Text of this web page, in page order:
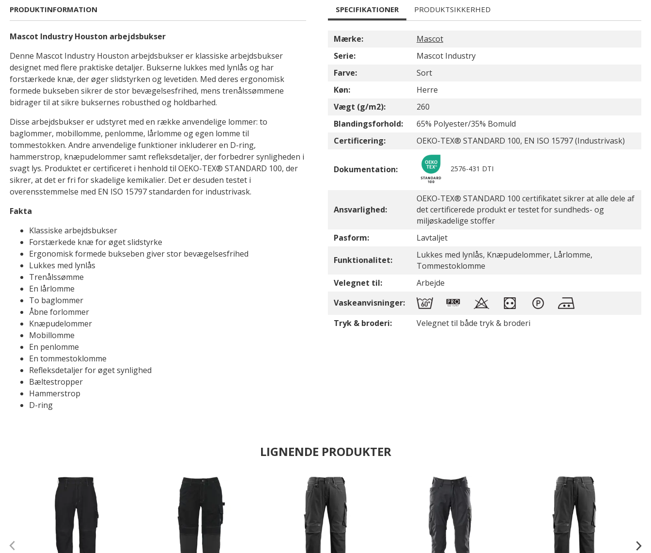
PRODUKTINFORMATION
Mascot Industry Houston arbejdsbukser
Denne Mascot Industry Houston arbejdsbukser er klassiske arbejdsbukser
designet med flere praktiske detaljer. Bukserne lukkes med lynlås og har
forstærkede knæ, der øger slidstyrken og levetiden. Med deres ergonomisk
formede bukseben sikrer de stor bevægelsesfrihed, mens trenålssømmene
bidrager til at sikre buksernes robusthed og holdbarhed.
Disse arbejdsbukser er udstyret med en række anvendelige lommer: to
baglommer, mobillomme, penlomme, lårlomme og egen lomme til
tommestokken. Andre anvendelige funktioner inkluderer en D-ring,
hammerstrop, knæpudelommer samt refleksdetaljer, der forbedrer synligheden i
svagt lys. Produktet er certificeret i henhold til OEKO-TEX® STANDARD 100, der
sikrer, at det er fri for skadelige kemikalier. Det er desuden testet i
overensstemmelse med EN ISO 15797 standarden for industrivask.
Fakta
Klassiske arbejdsbukser
Forstærkede knæ for øget slidstyrke
Ergonomisk formede bukseben giver stor bevægelsesfrihed
Lukkes med lynlås
Trenålssømme
En lårlomme
To baglommer
Åbne forlommer
Knæpudelommer
Mobillomme
En penlomme
En tommestoklomme
Refleksdetaljer for øget synlighed
Bæltestropper
Hammerstrop
D-ring
SPECIFIKATIONER PRODUKTSIKKERHED
Mærke:
Mascot
Serie:
Mascot Industry
Farve:
Sort
Køn:
Herre
Vægt (g/m2):
260
Blandingsforhold:
65% Polyester/35% Bomuld
Certificering:
OEKO-TEX® STANDARD 100, EN ISO 15797 (Industrivask)
Dokumentation: 2576-431 DTI
Ansvarlighed:
OEKO-TEX® STANDARD 100 certifikatet sikrer at alle dele af
det certificerede produkt er testet for sundheds- og
miljøskadelige stoffer
Pasform:
Lavtaljet
Funktionalitet:
Lukkes med lynlås, Knæpudelommer, Lårlomme,
Tommestoklomme
Velegnet til:
Arbejde
Vaskeanvisninger:
Tryk & broderi:
Velegnet til både tryk & broderi
LIGNENDE PRODUKTER